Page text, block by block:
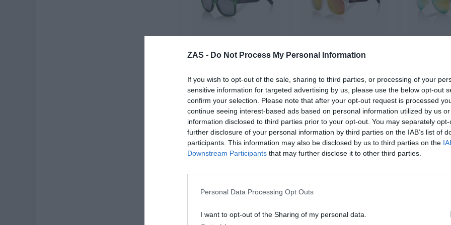
ZAS - Do Not Process My Personal Information
If you wish to opt-out of the sale, sharing to third parties, or processing of your
sensitive information for targeted advertising by us, please use the below opt-out
confirm your selection. Please note that after your opt-out request is processed
continue seeing interest-based ads based on personal information utilized by us
information disclosed to third parties prior to your opt-out. You may separately
further disclosure of your personal information by third parties on the IAB’s list of
participants. This information may also be disclosed by us to third parties on the
Downstream Participants that may further disclose it to other third parties.
Personal Data Processing Opt Outs
I want to opt-out of the Sharing of my personal data.
SUN GREEN
19,49 € 29,
[GFJA36 ]
Ver producto
SUN TR
19,49 € 29,
[GFJA35 ]
Ver producto
25,99
Ver